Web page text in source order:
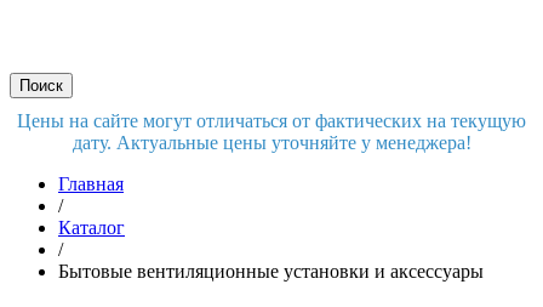
Цены на сайте могут отличаться от фактических на текущую
дату. Актуальные цены уточняйте у менеджера!
Главная
/
Каталог
/
Бытовые вентиляционные установки и аксессуары